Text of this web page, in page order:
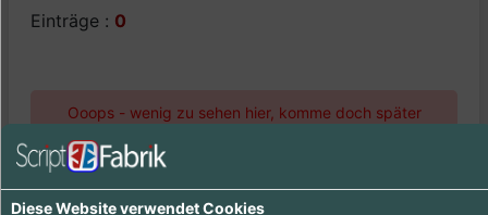
Einträge : 0
Ooops - wenig zu sehen hier, komme doch später
Diese Website verwendet Cookies